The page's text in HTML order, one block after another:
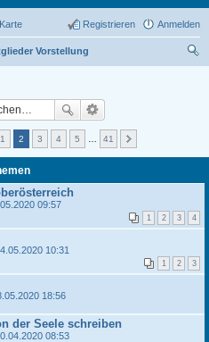
Anmelden
Registrieren
Vorstellung
1 2 3 4 5 41
09:57
1 2 3 4
10:31
1 2 3
18:56
der Seele schreiben
08:53